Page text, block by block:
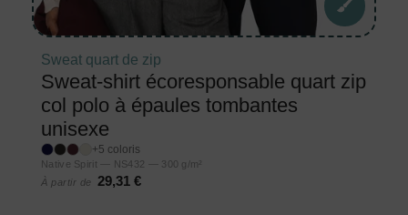
Sweat quart de zip
Sweat-shirt écoresponsable quart zip
col polo à épaules tombantes
unisexe
+5 coloris
Native Spirit — NS432 — 300 g/m²
À partir de
29,31 €